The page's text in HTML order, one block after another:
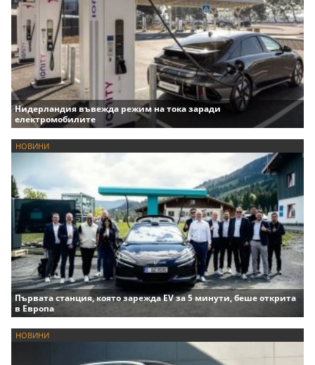
Нидерландия въвежда режим на тока заради
електромобилите
НОВИНИ
Първата станция, която зарежда EV за 5 минути, беше открита
в Европа
НОВИНИ